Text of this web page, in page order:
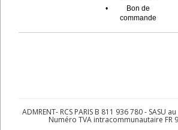
•
Bon de
commande
ADMRENT- RCS PARIS B 811 936 780 - SASU
Numéro TVA intracommunautaire FR